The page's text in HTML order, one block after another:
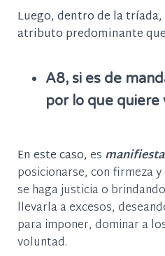
Luego, dentro de la
atributo predominante
A8, si es de
por lo que quiere
En este caso, es manifiesta
posicionarse, con firmeza
se haga justicia o
llevarla a excesos,
para imponer, dominar a
voluntad.